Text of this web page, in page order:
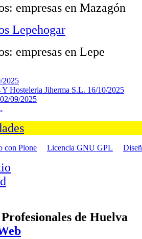
empresas en Mazagón
Lepehogar
empresas en Lepe
2025
Hosteleria Jiherma S.L. 16/10/2025
02/09/2025
con Plone Licencia GNU GPL
de Huelva